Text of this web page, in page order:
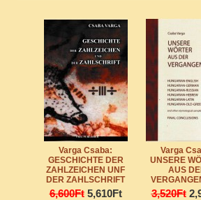
Varga Csaba:
GESCHICHTE DER
ZAHLZEICHEN UNF
DER ZAHLSCHRIFT
6,600Ft 5,610Ft
Varga
UNSERE
AUS
3,520Ft